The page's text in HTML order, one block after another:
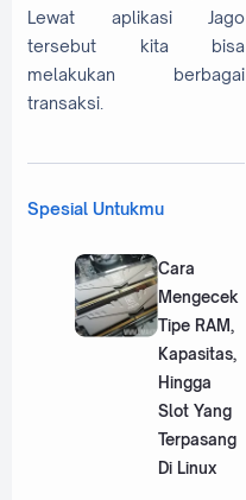
Lewat aplikasi Jago
tersebut kita bisa
melakukan berbagai
transaksi.
Spesial Untukmu
Cara
Mengecek
Tipe RAM,
Kapasitas,
Hingga
Slot Yang
Terpasang
Di Linux